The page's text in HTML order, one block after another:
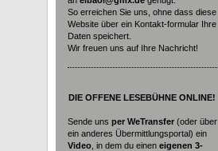
So erreichen Sie uns, ohne dass diese
Website über ein Kontakt-formular Ihre
Daten speichert.
Wir freuen uns auf Ihre Nachricht!
DIE OFFENE LESEBÜHNE ONLINE!
Sende uns per WeTransfer (oder über
ein anderes Übermittlungsportal) ein
Video , in dem du einen eigenen 3-